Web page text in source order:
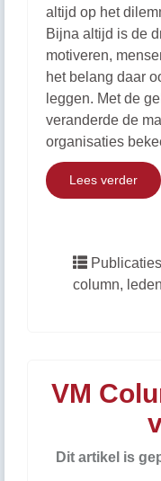
altijd op het
Bijna altijd is de
motiveren,
het belang daar
leggen. Met de
veranderde de
organisaties
Lees verder
Publicaties
column,
VM
Dit artikel is